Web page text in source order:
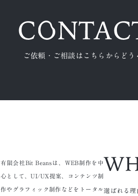
ご依頼・ご相談はこちらからどう
有限会社Bit Beansは、WEB制作を中
心として、UI/UX提案、コンテンツ制
作やグラフィック制作などをトータル選ばれる理